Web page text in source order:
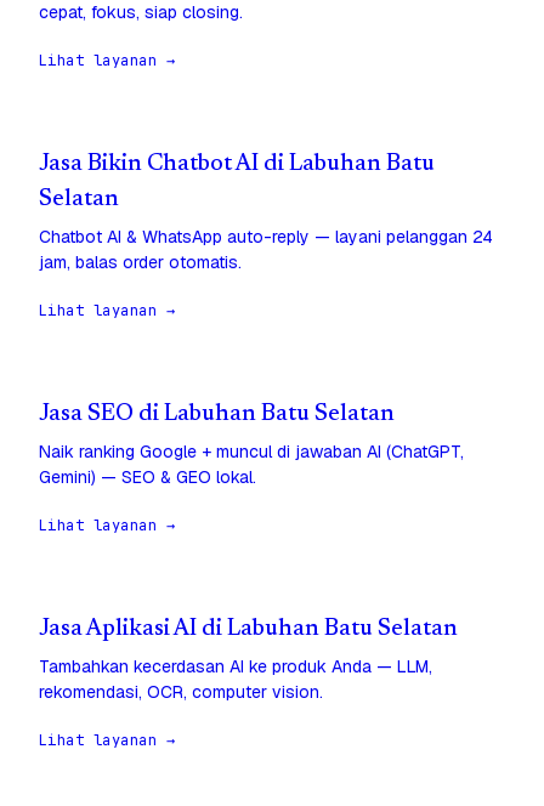
cepat, fokus, siap closing.
Lihat layanan →
Jasa Bikin Chatbot AI di Labuhan Batu
Selatan
Chatbot AI & WhatsApp auto-reply — layani pelanggan 24
jam, balas order otomatis.
Lihat layanan →
Jasa SEO di Labuhan Batu Selatan
Naik ranking Google + muncul di jawaban AI (ChatGPT,
Gemini) — SEO & GEO lokal.
Lihat layanan →
Jasa Aplikasi AI di Labuhan Batu Selatan
Tambahkan kecerdasan AI ke produk Anda — LLM,
rekomendasi, OCR, computer vision.
Lihat layanan →